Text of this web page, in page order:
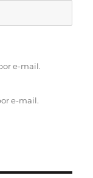
e-mail.
e-mail.